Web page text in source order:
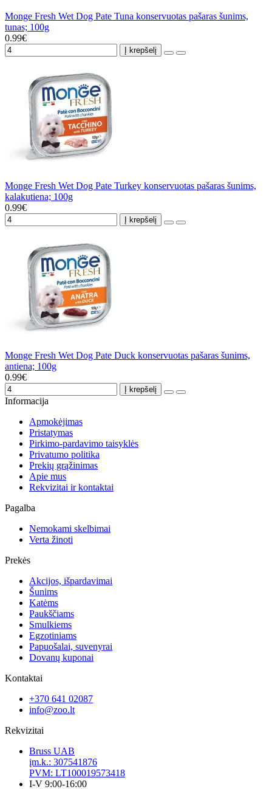
Monge Fresh Wet Dog Pate Tuna konservuotas pašaras šunims,
tunas; 100g
0.99€
Į krepšelį
Monge Fresh Wet Dog Pate Turkey konservuotas pašaras šunims,
kalakutiena; 100g
0.99€
Į krepšelį
Monge Fresh Wet Dog Pate Duck konservuotas pašaras šunims,
antiena; 100g
0.99€
Į krepšelį
Informacija
Apmokėjimas
Pristatymas
Pirkimo-pardavimo taisyklės
Privatumo politika
Prekių grąžinimas
Apie mus
Rekvizitai ir kontaktai
Pagalba
Nemokami skelbimai
Verta žinoti
Prekės
Akcijos, išpardavimai
Šunims
Katėms
Paukščiams
Smulkiems
Egzotiniams
Papuošalai, suvenyrai
Dovanų kuponai
Kontaktai
+370 641 02087
info@zoo.lt
Rekvizitai
Bruss UAB
įm.k.: 307541876
PVM: LT100019573418
I-V 9:00-16:00